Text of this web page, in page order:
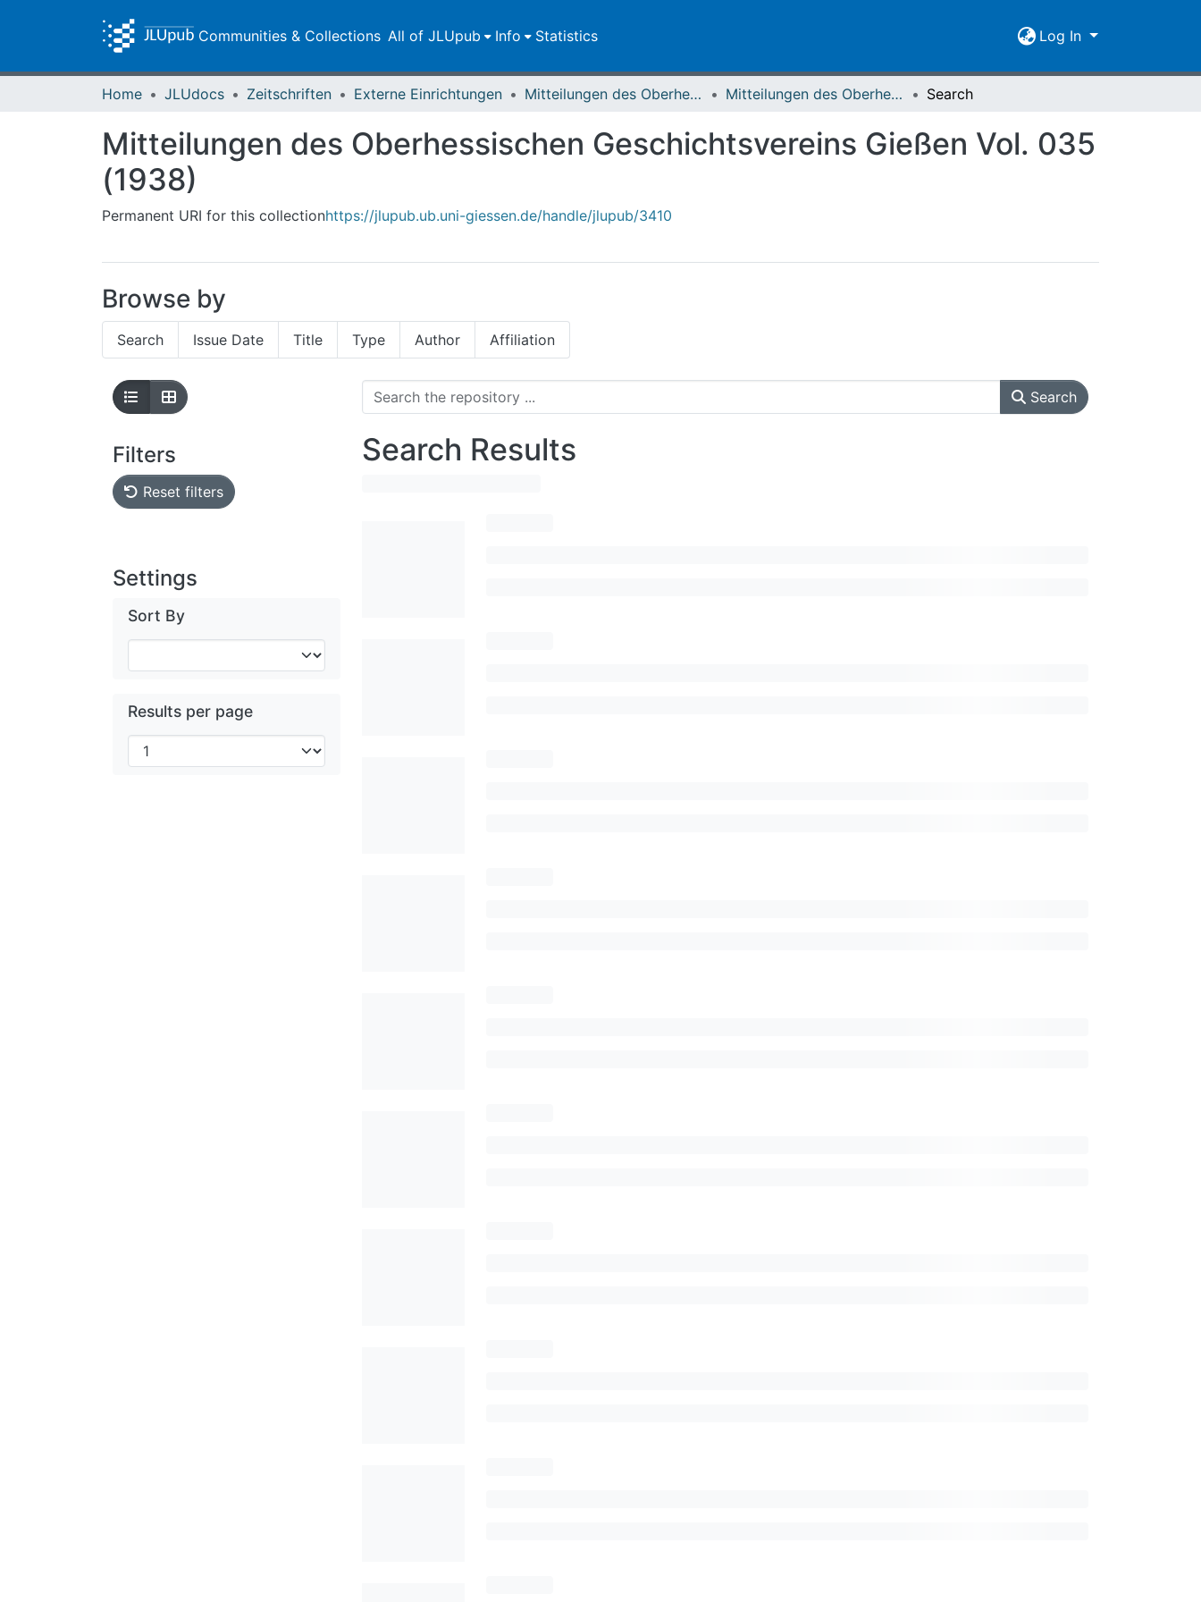
Communities & Collections All of JLUpub Info Statistics Log In
Home JLUdocs Zeitschriften Externe Einrichtungen Mitteilungen des Oberhessischen Geschichtsvereins Gießen Mitteilungen des Oberhessischen Geschichtsvereins Gießen Vol. 035 (1938) Search
Mitteilungen des Oberhessischen Geschichtsvereins Gießen Vol. 035
(1938)
Permanent URI for this collectionhttps://jlupub.ub.uni-giessen.de/handle/jlupub/3410
Browse by
Search Issue Date Title Type Author Affiliation
Filters
Reset filters
Settings
Sort By
Results per page
Search
Search Results